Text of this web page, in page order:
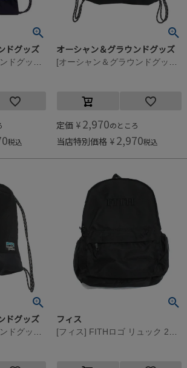
ドグッズ
税込
オーシャン＆グラウンドグッズ
定価 ¥ 2,970のところ
当店特別価格 ¥ 2,970税込
ドグッズ フィス